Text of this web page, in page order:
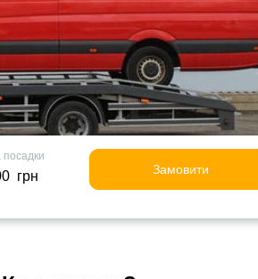
посадки
грн Замовити